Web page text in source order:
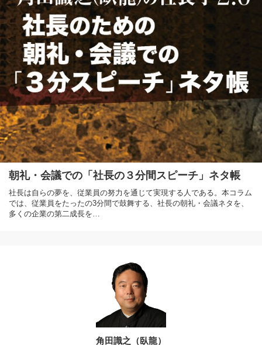
朝礼・会議での「社長の３分間スピーチ」ネタ帳
社長は自らの夢を、従業員の努力を通じて実現する人である。本コラム
では、従業員をたったの3分間で鼓舞する、社長の朝礼・会議ネタを、
多くの企業の第二成長を…
角田識之（臥龍）